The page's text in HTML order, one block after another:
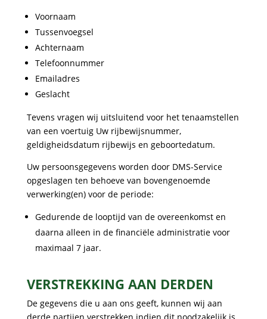
Voornaam
Tussenvoegsel
Achternaam
Telefoonnummer
Emailadres
Geslacht
Tevens vragen wij uitsluitend voor het tenaamstellen
van een voertuig Uw rijbewijsnummer,
geldigheidsdatum rijbewijs en geboortedatum.
Uw persoonsgegevens worden door DMS-Service
opgeslagen ten behoeve van bovengenoemde
verwerking(en) voor de periode:
Gedurende de looptijd van de overeenkomst en
daarna alleen in de financiële administratie voor
maximaal 7 jaar.
VERSTREKKING AAN DERDEN
De gegevens die u aan ons geeft, kunnen wij aan